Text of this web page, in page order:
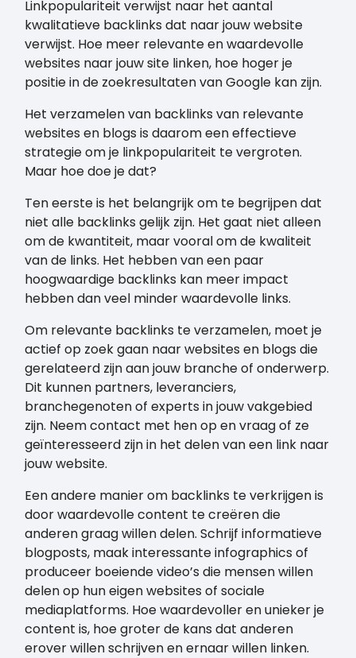
Linkpopulariteit verwijst naar het aantal
kwalitatieve backlinks dat naar jouw website
verwijst. Hoe meer relevante en waardevolle
websites naar jouw site linken, hoe hoger je
positie in de zoekresultaten van Google kan zijn.
Het verzamelen van backlinks van relevante
websites en blogs is daarom een effectieve
strategie om je linkpopulariteit te vergroten.
Maar hoe doe je dat?
Ten eerste is het belangrijk om te begrijpen dat
niet alle backlinks gelijk zijn. Het gaat niet alleen
om de kwantiteit, maar vooral om de kwaliteit
van de links. Het hebben van een paar
hoogwaardige backlinks kan meer impact
hebben dan veel minder waardevolle links.
Om relevante backlinks te verzamelen, moet je
actief op zoek gaan naar websites en blogs die
gerelateerd zijn aan jouw branche of onderwerp.
Dit kunnen partners, leveranciers,
branchegenoten of experts in jouw vakgebied
zijn. Neem contact met hen op en vraag of ze
geïnteresseerd zijn in het delen van een link naar
jouw website.
Een andere manier om backlinks te verkrijgen is
door waardevolle content te creëren die
anderen graag willen delen. Schrijf informatieve
blogposts, maak interessante infographics of
produceer boeiende video’s die mensen willen
delen op hun eigen websites of sociale
mediaplatforms. Hoe waardevoller en unieker je
content is, hoe groter de kans dat anderen
erover willen schrijven en ernaar willen linken.